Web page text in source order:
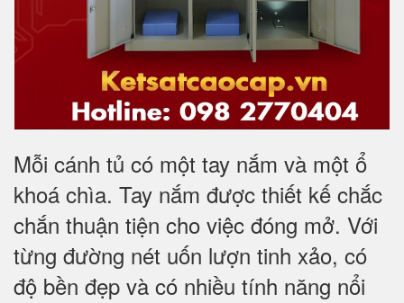
Mỗi cánh tủ có một tay nắm và một ổ
khoá chìa. Tay nắm được thiết kế chắc
chắn thuận tiện cho việc đóng mở. Với
từng đường nét uốn lượn tinh xảo, có
độ bền đẹp và có nhiều tính năng nổi